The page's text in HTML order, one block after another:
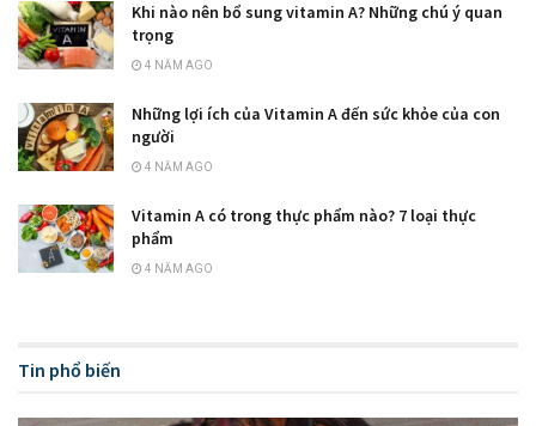
Khi nào nên bổ sung vitamin A? Những chú ý quan
trọng
4 NĂM AGO
Những lợi ích của Vitamin A đến sức khỏe của con
người
4 NĂM AGO
Vitamin A có trong thực phẩm nào? 7 loại thực
phẩm
4 NĂM AGO
Tin phổ biến